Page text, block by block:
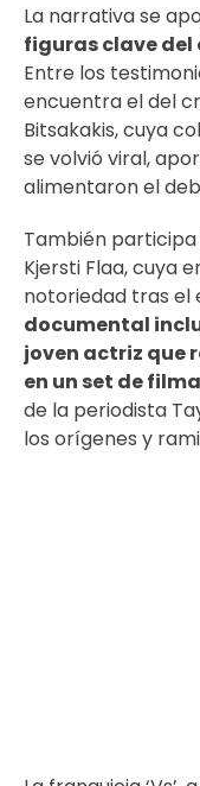
La narrativa se
figuras clave del
Entre los
encuentra el del
Bitsakakis, cuya
se volvió viral,
alimentaron el
También
Kjersti Flaa, cuya
notoriedad tras el
documental
joven actriz que
en un set de
de la periodista
los orígenes y